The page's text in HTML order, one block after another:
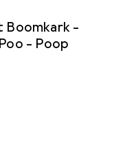
-
- Poop